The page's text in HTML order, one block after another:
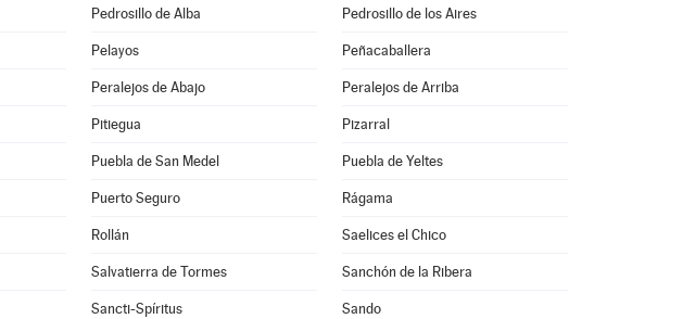
Pedrosillo de Alba Pedrosillo de los Aires
Pelayos Peñacaballera
Peralejos de Abajo Peralejos de Arriba
Pitiegua Pizarral
Puebla de San Medel Puebla de Yeltes
Puerto Seguro Rágama
Rollán Saelices el Chico
Salvatierra de Tormes Sanchón de la Ribera
Sancti-Spíritus Sando